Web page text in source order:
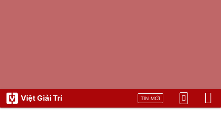
Việt Giải Trí TIN MỚI